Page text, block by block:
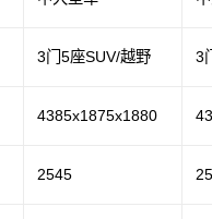
3门5座SUV/越野 3
4385x1875x1880
2545